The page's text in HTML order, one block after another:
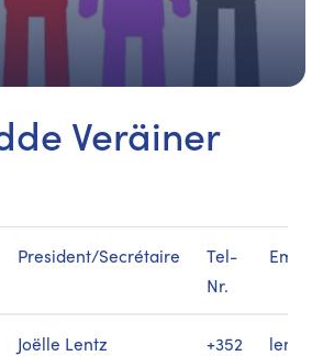
Veräiner
President/Secrétaire
Tel-
Nr.
Joëlle Lentz
+352